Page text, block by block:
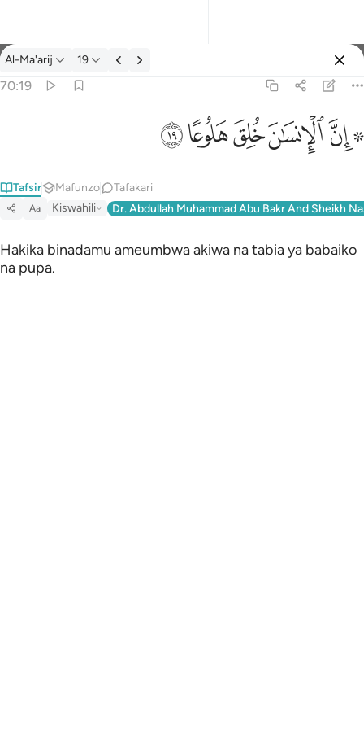
Tafsir: Al-Ma'arij 70:19
Al-Ma'arij 19
70:19
ﱪ ﱫﱬﱭﱮﱯ
Tafsir Mafunzo Tafakari
Aa Kiswahili Dr. Abdullah Muhammad Abu Bakr And Sheikh
Hakika binadamu ameumbwa akiwa na tabia ya babaiko
na pupa.